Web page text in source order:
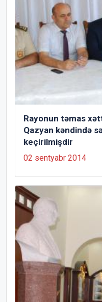
Rayonun təmas
Qazyan kəndində
keçirilmişdir
02 sentyabr 2014